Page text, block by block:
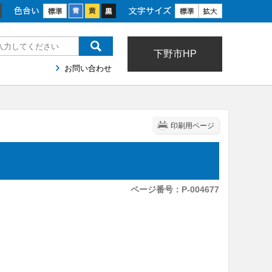
色合い 文字サイズ
下野市HP
お問い合わせ
印刷用ページ
ページ番号：P-004677